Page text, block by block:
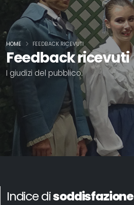
Feedback ricevuti
I giudizi del pubblico.
HOME FEEDBACK RICEVUTI
Indice disoddisfazione